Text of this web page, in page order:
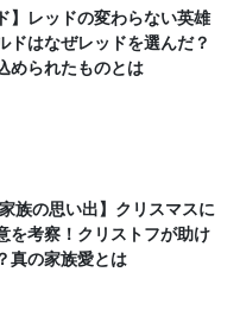
】レッドの変わらない英雄
ドはなぜレッドを選んだ？
められたものとは
族の思い出】クリスマスに
を考察！クリストフが助け
真の家族愛とは